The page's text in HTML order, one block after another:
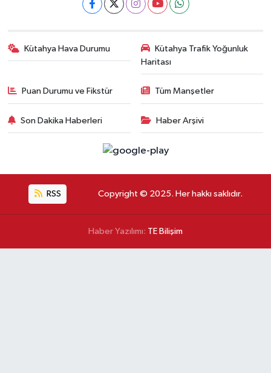
Kütahya Hava Durumu
Kütahya Trafik Yoğunluk
Haritası
Puan Durumu ve Fikstür Tüm Manşetler
Son Dakika Haberleri Haber Arşivi
RSS Copyright © 2025. Her hakkı saklıdır.
Haber Yazılımı: TE Bilişim